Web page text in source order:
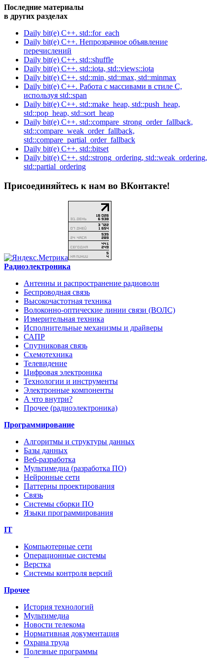
Последние материалы
в других разделах
Daily bit(e) C++. std::for_each
Daily bit(e) C++. Непрозрачное объявление
перечислений
Daily bit(e) C++. std::shuffle
Daily bit(e) C++. std::iota, std::views::iota
Daily bit(e) C++. std::min, std::max, std::minmax
Daily bit(e) C++. Работа с массивами в стиле C,
используя std::span
Daily bit(e) C++. std::make_heap, std::push_heap,
std::pop_heap, std::sort_heap
Daily bit(e) C++. std::compare_strong_order_fallback,
std::compare_weak_order_fallback,
std::compare_partial_order_fallback
Daily bit(e) C++. std::bitset
Daily bit(e) C++. std::strong_ordering, std::weak_ordering,
std::partial_ordering
Присоединяйтесь к нам во ВКонтакте!
Радиоэлектроника
Антенны и распространение радиоволн
Беспроводная связь
Высокочастотная техника
Волоконно-оптические линии связи (ВОЛС)
Измерительная техника
Исполнительные механизмы и драйверы
САПР
Спутниковая связь
Схемотехника
Телевидение
Цифровая электроника
Технологии и инструменты
Электронные компоненты
А что внутри?
Прочее (радиоэлектроника)
Программирование
Алгоритмы и структуры данных
Базы данных
Веб-разработка
Мультимедиа (разработка ПО)
Нейронные сети
Паттерны проектирования
Связь
Системы сборки ПО
Языки программирования
IT
Компьютерные сети
Операционные системы
Верстка
Системы контроля версий
Прочее
История технологий
Мультимедиа
Новости телекома
Нормативная документация
Охрана труда
Полезные программы